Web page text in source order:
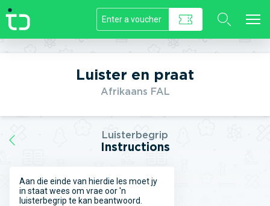
//]]>
Luister en praat
Afrikaans FAL
Luisterbegrip
Instructions
Aan die einde van hierdie les moet jy
in staat wees om vrae oor 'n
luisterbegrip te kan beantwoord.